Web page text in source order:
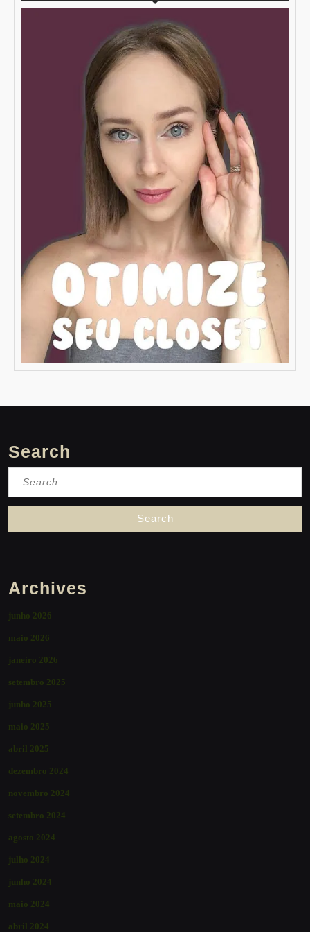
Search
Archives
junho 2026
maio 2026
janeiro 2026
setembro 2025
junho 2025
maio 2025
abril 2025
dezembro 2024
novembro 2024
setembro 2024
agosto 2024
julho 2024
junho 2024
maio 2024
abril 2024